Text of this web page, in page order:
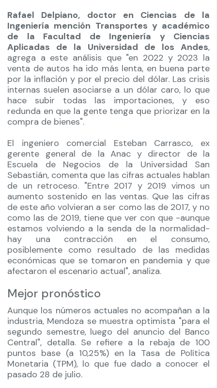
Rafael Delpiano, doctor en Ciencias de la
Ingeniería mención Transportes y académico
de la Facultad de Ingeniería y Ciencias
Aplicadas de la Universidad de los Andes,
agrega a este análisis que "en 2022 y 2023 la
venta de autos ha ido más lenta, en buena parte
por la inflación y por el precio del dólar. Las crisis
internas suelen asociarse a un dólar caro, lo que
hace subir todas las importaciones, y eso
redunda en que la gente tenga que priorizar en la
compra de bienes".
El ingeniero comercial Esteban Carrasco, ex
gerente general de la Anac y director de la
Escuela de Negocios de la Universidad San
Sebastián, comenta que las cifras actuales hablan
de un retroceso. "Entre 2017 y 2019 vimos un
aumento sostenido en las ventas. Que las cifras
de este año volvieran a ser como las de 2017, y no
como las de 2019, tiene que ver con que -aunque
estamos volviendo a la senda de la normalidad-
hay una contracción en el consumo,
posiblemente como resultado de las medidas
económicas que se tomaron en pandemia y que
afectaron el escenario actual", analiza.
Mejor pronóstico
Aunque los números actuales no acompañan a la
industria, Mendoza se muestra optimista "para el
segundo semestre, luego del anuncio del Banco
Central", detalla. Se refiere a la rebaja de 100
puntos base (a 10,25%) en la Tasa de Política
Monetaria (TPM), lo que fue dado a conocer el
pasado 28 de julio.